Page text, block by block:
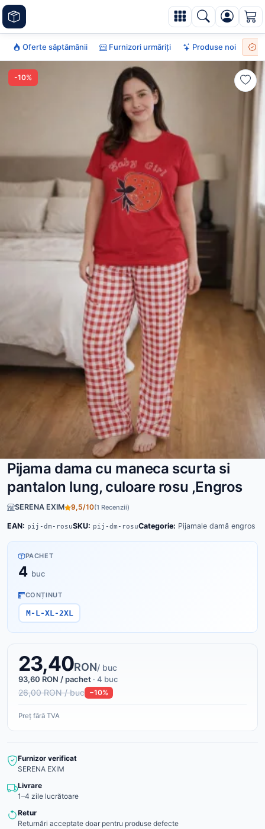
Oferte săptămânii Furnizori urmăriți Produse noi
-10%
Pijama dama cu maneca scurta si
pantalon lung, culoare rosu ,Engros
SERENA EXIM 9,5/10(1 Recenzii)
EAN: pij-dm-rosuSKU: pij-dm-rosuCategorie: Pijamale damă engros
PACHET
4 buc
CONȚINUT
M-L-XL-2XL
23,40RON/ buc
93,60 RON / pachet · 4 buc
26,00 RON / buc −10%
Preț fără TVA
Furnizor verificat
SERENA EXIM
Livrare
1–4 zile lucrătoare
Retur
Returnări acceptate doar pentru produse defecte